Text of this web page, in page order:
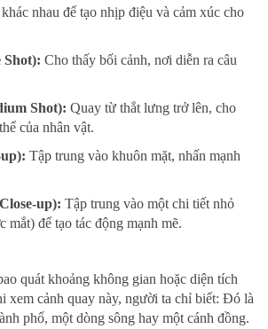
nhau để tạo nhịp điệu và cảm xúc cho
Shot): Cho thấy bối cảnh, nơi diễn ra câu
Shot): Quay từ thắt lưng trở lên, cho
của nhân vật.
Tập trung vào khuôn mặt, nhấn mạnh
up): Tập trung vào một chi tiết nhỏ
mắt) để tạo tác động mạnh mẽ.
quát khoảng không gian hoặc diện tích
xem cảnh quay này, người ta chỉ biết: Đó là
phố, một dòng sông hay một cánh đồng.